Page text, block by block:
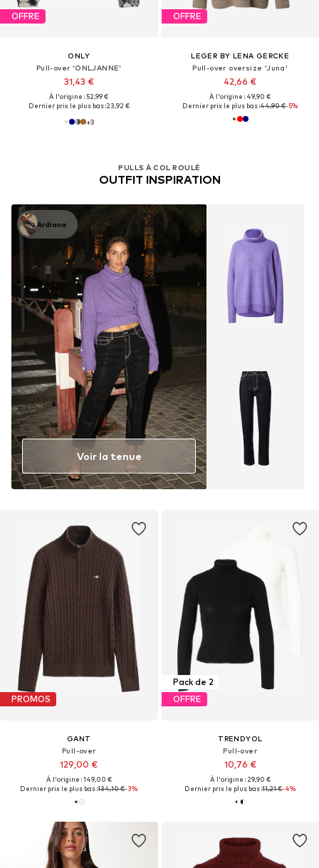
OFFRE
ONLY
Pull-over 'ONLJANNE'
31,43 €
À l'origine : 52,99 €
Dernier prix le plus bas :23,92 €
+3
OFFRE
LEGER BY LENA GERCKE
Pull-over oversize 'Juna'
42,66 €
À l'origine : 49,90 €
Dernier prix le plus bas :44,90 €-5%
PROMOS
GANT
Pull-over
129,00 €
À l'origine : 149,00 €
Dernier prix le plus bas :134,10 €-3%
Pack de 2
OFFRE
TRENDYOL
Pull-over
10,76 €
À l'origine : 29,90 €
Dernier prix le plus bas :11,21 €-4%
PULLS À COL ROULÉ
OUTFIT INSPIRATION
Ardiana
Voir la tenue